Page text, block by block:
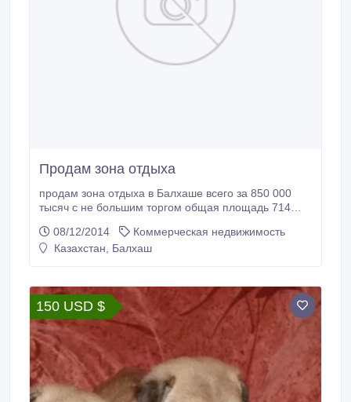
Продам зона отдыха
продам зона отдыха в Балхаше всего за 850 000
тысяч с не большим торгом общая площадь 714
тел:87071900619.
08/12/2014
Коммерческая недвижимость
Казахстан, Балхаш
150 USD $